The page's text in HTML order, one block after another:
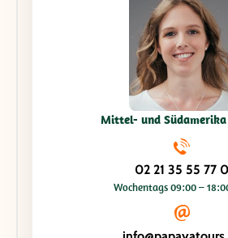
Mittel- und Südamerika
02 21 35 55 77 0
Wochentags 09:00 –